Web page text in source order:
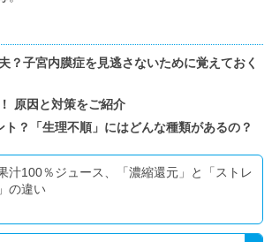
？子宮内膜症を見逃さないために覚えておく
原因と対策をご紹介
？「生理不順」にはどんな種類があるの？
汁100％ジュース、「濃縮還元」と「ストレ
の違い